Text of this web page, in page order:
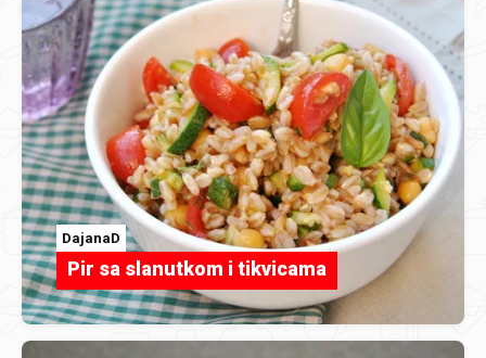
DajanaD
Pir sa slanutkom i tikvicama